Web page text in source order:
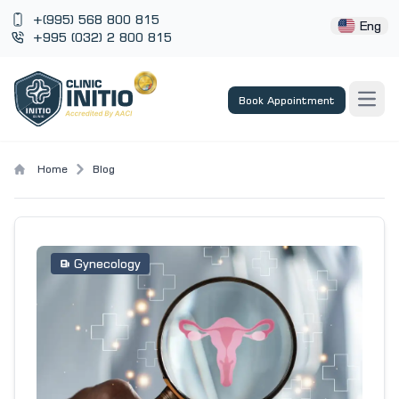
+(995) 568 800 815
+995 (032) 2 800 815
Eng
Book Appointment
Home Blog
Gynecology